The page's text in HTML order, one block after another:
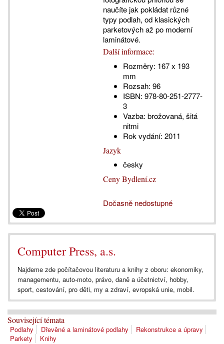
naučíte jak pokládat různé
typy podlah, od klasických
parketových až po moderní
laminátové.
Další informace:
Rozměry: 167 x 193
mm
Rozsah: 96
ISBN: 978-80-251-2777-
3
Vazba: brožovaná, šitá
nitmi
Rok vydání: 2011
Jazyk
česky
Ceny Bydlení.cz
Dočasně nedostupné
Computer Press, a.s.
Najdeme zde počítačovou literaturu a knihy z oboru: ekonomiky,
managementu, auto-moto, právo, daně a účetnictví, hobby,
sport, cestování, pro děti, my a zdraví, evropská unie, mobil.
Související témata
Podlahy Dřevěné a laminátové podlahy
Rekonstrukce a úpravy
Parkety
Knihy